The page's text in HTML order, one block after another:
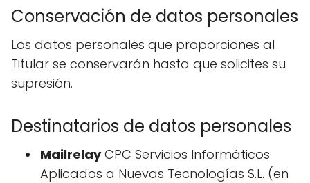
Conservación de datos personales
Los datos personales que proporciones al
Titular se conservarán hasta que solicites su
supresión.
Destinatarios de datos personales
MailrelayCPC Servicios Informáticos
Aplicados a Nuevas Tecnologías S.L. (en